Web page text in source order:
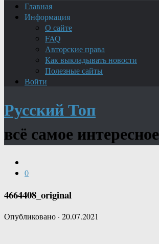
Главная
Информация
О сайте
FAQ
Авторские права
Как выкладывать новости
Полезные сайты
Войти
Русский Топ
всё самое интересное
0
4664408_original
Опубликовано · 20.07.2021